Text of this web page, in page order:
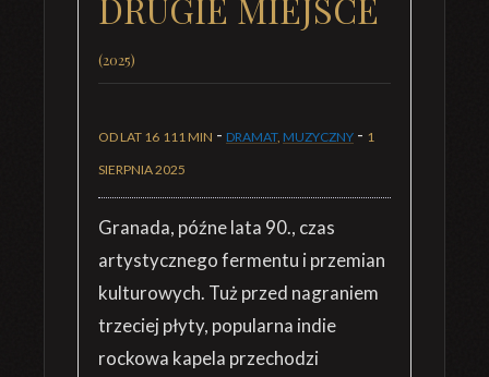
(2025)
OD LAT 16 111 MIN - DRAMAT, MUZYCZNY - 1
SIERPNIA 2025
Granada, późne lata 90., czas
artystycznego fermentu i przemian
kulturowych. Tuż przed nagraniem
trzeciej płyty, popularna indie
rockowa kapela przechodzi